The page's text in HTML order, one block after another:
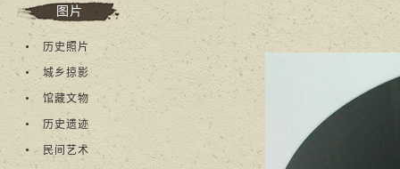
图片
历史照片
城乡掠影
馆藏文物
历史遗迹
民间艺术